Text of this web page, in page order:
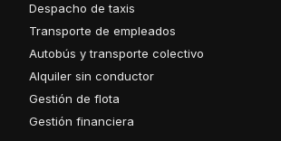
Despacho de taxis
Transporte de empleados
Autobús y transporte colectivo
Alquiler sin conductor
Gestión de flota
Gestión financiera